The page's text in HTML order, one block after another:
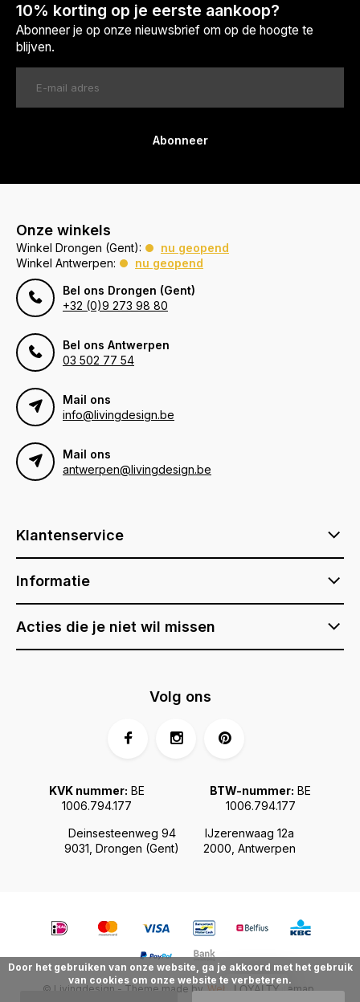
10% korting op je eerste aankoop?
Abonneer je op onze nieuwsbrief om op de hoogte te
blijven.
Abonneer
Onze winkels
Winkel Drongen (Gent):
nu geopend
Winkel Antwerpen:
nu geopend
Bel ons Drongen (Gent)
+32 (0)9 273 98 80
Bel ons Antwerpen
03 502 77 54
Mail ons
info@livingdesign.be
Mail ons
antwerpen@livingdesign.be
Klantenservice
Informatie
Acties die je niet wil missen
Deinsesteenweg 94
9031, Drongen (Gent)
IJzerenwaag 12a
2000, Antwerpen
KVK nummer: BE
1006.794.177
BTW-nummer: BE
1006.794.177
Volg ons
© Livingdesign - Theme made by Webdinge.nl Sitemap
Door het gebruiken van onze website, ga je akkoord met het gebruik
van cookies om onze website te verbeteren.
LOYALTY